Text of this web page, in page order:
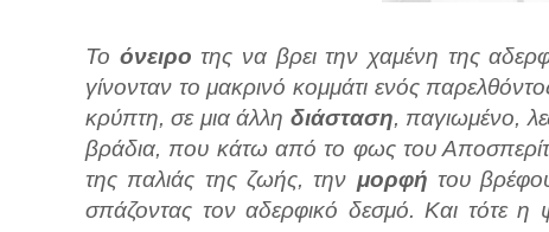
Το όνειρο της να βρει την χαμένη της
γίνονταν το μακρινό κομμάτι ενός
κρύπτη, σε μια άλλη διάσταση, παγιωμένο,
βράδια, που κάτω από το φως του
της παλιάς της ζωής, την μορφή του
σπάζοντας τον αδερφικό δεσμό. Και τότε